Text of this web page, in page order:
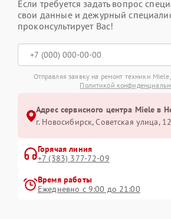
Если требуется задать вопрос
свои данные и дежурный
проконсультирует Вас!
Отправляя заявку на ремонт техники
Политикой
Адрес сервисного центра Miele в
г. Новосибирск, Советская улица, 12
Горячая линия
+7 (383) 377-72-09
Время работы
Ежедневно с 9:00 до 21:00